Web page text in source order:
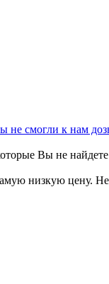
смогли к нам
Вы не
низкую цену.